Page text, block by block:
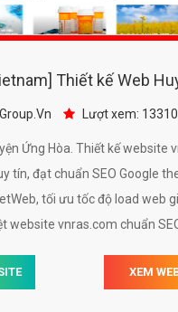
Thiết kế Web
Lượt xem: 13310
Ứng Hòa. Thiết kế website
tín, đạt chuẩn SEO Google
tối ưu tốc độ load web
website vnras.com chuẩn
XEM